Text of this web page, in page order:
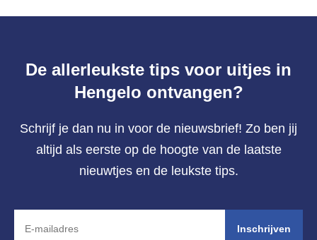
De allerleukste tips voor uitjes in
Hengelo ontvangen?
Schrijf je dan nu in voor de nieuwsbrief! Zo ben jij
altijd als eerste op de hoogte van de laatste
nieuwtjes en de leukste tips.
Inschrijven